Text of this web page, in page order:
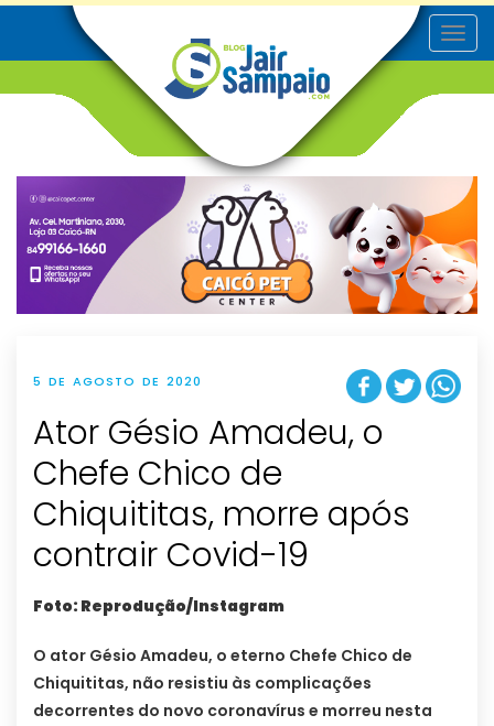
T
o
v
g
t
i
o
n
5 DE AGOSTO DE 2020
Ator Gésio Amadeu, o
Chefe Chico de
Chiquititas, morre após
contrair Covid-19
Foto: Reprodução/Instagram
O ator Gésio Amadeu, o eterno Chefe Chico de
Chiquititas, não resistiu às complicações
decorrentes do novo coronavírus e morreu nesta